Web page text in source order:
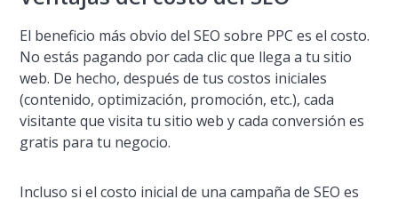
El beneficio más obvio del SEO sobre PPC es el costo.
No estás pagando por cada clic que llega a tu sitio
web. De hecho, después de tus costos iniciales
(contenido, optimización, promoción, etc.), cada
visitante que visita tu sitio web y cada conversión es
gratis para tu negocio.
Incluso si el costo inicial de una campaña de SEO es